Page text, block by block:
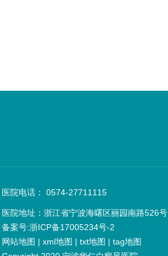
医院电话： 0574-27711115
医院地址：浙江省宁波海曙区丽园南路526号
备案号:浙ICP备17005234号-2
网站地图 | xml地图 | txt地图 | tag地图